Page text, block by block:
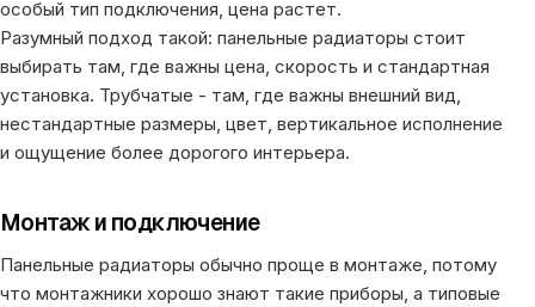
особый тип подключения, цена растет.
Разумный подход такой: панельные радиаторы стоит
выбирать там, где важны цена, скорость и стандартная
установка. Трубчатые - там, где важны внешний вид,
нестандартные размеры, цвет, вертикальное исполнение
и ощущение более дорогого интерьера.
Монтаж и подключение
Панельные радиаторы обычно проще в монтаже, потому
что монтажники хорошо знают такие приборы, а типовые